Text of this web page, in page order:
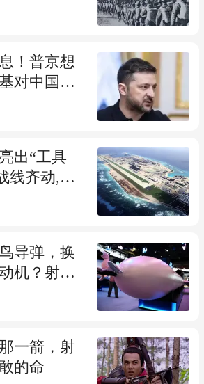
！普京想
对中国的
出“工具
线齐动,马
导弹，换
机？射程
一箭，射
的命